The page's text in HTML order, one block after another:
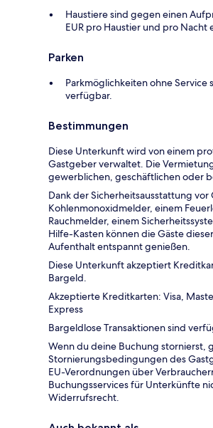
Haustiere sind gegen einen
EUR pro Haustier und pro Nacht
Parken
Parkmöglichkeiten ohne Service
verfügbar.
Bestimmungen
Diese Unterkunft wird von einem
Gastgeber verwaltet. Die
gewerblichen, geschäftlichen oder
Dank der Sicherheitsausstattung
Kohlenmonoxidmelder, einem
Rauchmelder, einem
Hilfe-Kasten können die Gäste
Aufenthalt entspannt genießen.
Diese Unterkunft akzeptiert
Bargeld.
Akzeptierte Kreditkarten: Visa,
Express
Bargeldlose Transaktionen sind
Wenn du deine Buchung stornierst,
Stornierungsbedingungen des
EU-Verordnungen über
Buchungsservices für Unterkünfte
Widerrufsrecht.